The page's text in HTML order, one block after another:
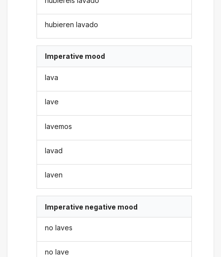
hubieren lavado
Imperative mood
lava
lave
lavemos
lavad
laven
Imperative negative mood
no laves
no lave